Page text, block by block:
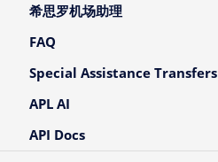
希思罗机场助理
FAQ
Special Assistance Transfers
APL AI
API Docs